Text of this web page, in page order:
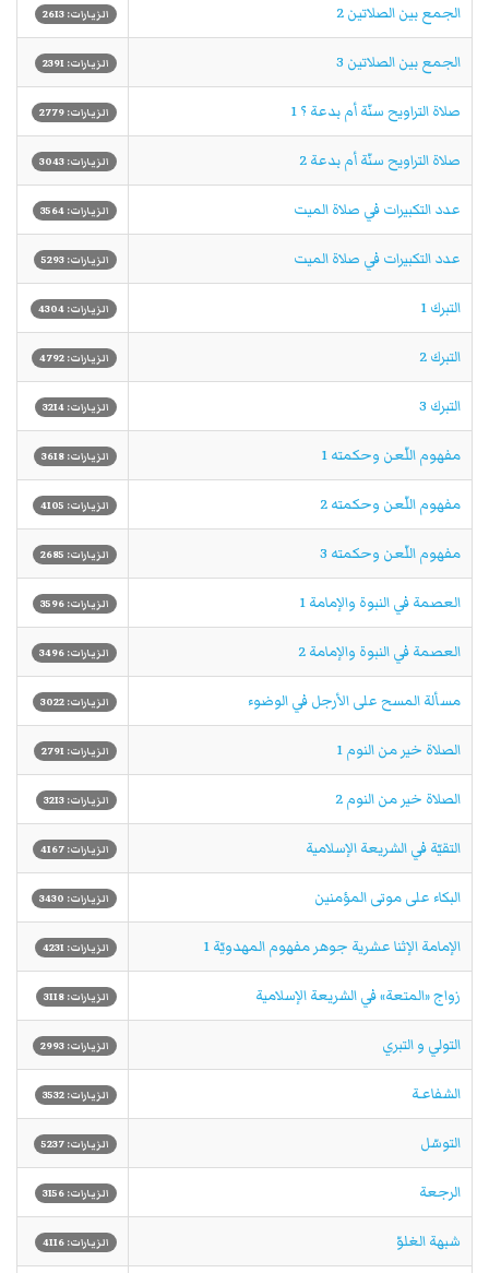
الجمع بين الصلاتين 2 الزيارات: 2613
الجمع بين الصلاتين 3 الزيارات: 2391
صلاة التراويح سنّة أم بدعة ؟ 1 الزيارات: 2779
صلاة التراويح سنّة أم بدعة 2 الزيارات: 3043
عدد التكبيرات في صلاة الميت الزيارات: 3564
عدد التكبيرات في صلاة الميت الزيارات: 5293
التبرك 1 الزيارات: 4304
التبرك 2 الزيارات: 4792
التبرك 3 الزيارات: 3214
مفهوم اللّعن وحكمته 1 الزيارات: 3618
مفهوم اللّعن وحكمته 2 الزيارات: 4105
مفهوم اللّعن وحكمته 3 الزيارات: 2685
العصمة في النبوة والإمامة 1 الزيارات: 3596
العصمة في النبوة والإمامة 2 الزيارات: 3496
مسألة المسح على الأرجل في الوضوء الزيارات: 3022
الصلاة خير من النوم 1 الزيارات: 2791
الصلاة خير من النوم 2 الزيارات: 3213
التقيّة في الشريعة الإسلامية الزيارات: 4167
البكاء على موتى المؤمنين الزيارات: 3430
الإمامة الإثنا عشرية جوهر مفهوم المهدويّة 1 الزيارات: 4231
زواج «المتعة» في الشريعة الإسلامية الزيارات: 3118
التولي و التبري الزيارات: 2993
الشفاعـة الزيارات: 3532
التوسّل الزيارات: 5237
الرجعة الزيارات: 3156
شبهة الغلوّ الزيارات: 4116